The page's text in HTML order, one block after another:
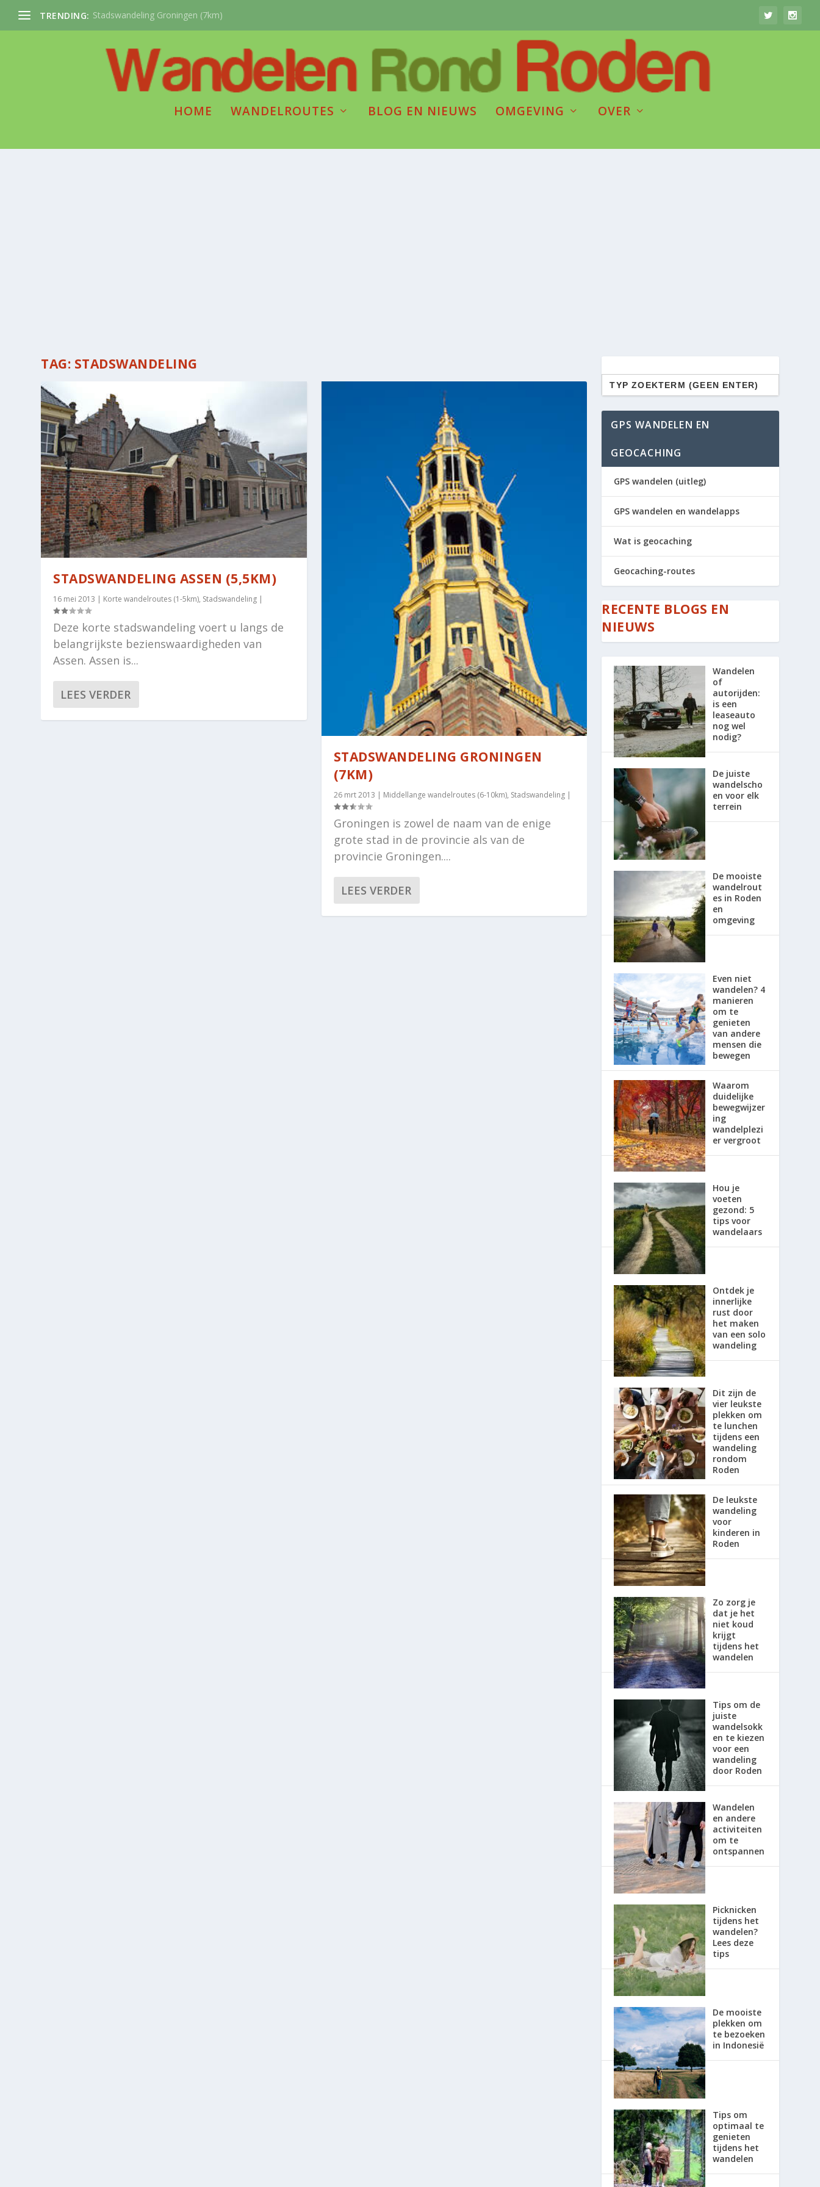
TRENDING: Stadswandeling Groningen (7km)
HOME WANDELROUTES BLOG EN NIEUWS OMGEVING OVER
TAG: STADSWANDELING
STADSWANDELING ASSEN (5,5KM)
16 mei 2013 | Korte wandelroutes (1-5km), Stadswandeling |
Deze korte stadswandeling voert u langs de
belangrijkste bezienswaardigheden van
Assen. Assen is...
LEES VERDER
STADSWANDELING GRONINGEN
(7KM)
26 mrt 2013 | Middellange wandelroutes (6-10km), Stadswandeling|
Groningen is zowel de naam van de enige
grote stad in de provincie als van de
provincie Groningen....
LEES VERDER
Zoek
naar:
GPS WANDELEN EN
GEOCACHING
GPS wandelen (uitleg)
GPS wandelen en wandelapps
Wat is geocaching
Geocaching-routes
RECENTE BLOGS EN
NIEUWS
Wandelen
of
autorijden:
is een
leaseauto
nog wel
nodig?
De juiste
wandelscho
en voor elk
terrein
De mooiste
wandelrout
es in Roden
en
omgeving
Even niet
wandelen? 4
manieren
om te
genieten
van andere
mensen die
bewegen
Waarom
duidelijke
bewegwijzer
ing
wandelplezi
er vergroot
Hou je
voeten
gezond: 5
tips voor
wandelaars
Ontdek je
innerlijke
rust door
het maken
van een solo
wandeling
Dit zijn de
vier leukste
plekken om
te lunchen
tijdens een
wandeling
rondom
Roden
De leukste
wandeling
voor
kinderen in
Roden
Zo zorg je
dat je het
niet koud
krijgt
tijdens het
wandelen
Tips om de
juiste
wandelsokk
en te kiezen
voor een
wandeling
door Roden
Wandelen
en andere
activiteiten
om te
ontspannen
Picknicken
tijdens het
wandelen?
Lees deze
tips
De mooiste
plekken om
te bezoeken
in Indonesië
Tips om
optimaal te
genieten
tijdens het
wandelen